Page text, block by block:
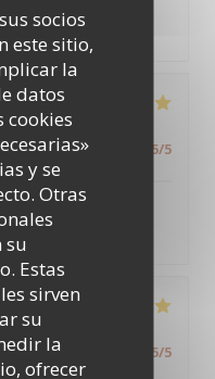
socios
este sitio,
la
datos
cookies
y se
Otras
su
Estas
sirven
su
la
ofrecer
c’est une chance
:5/5 Calidad / Precio 5/5
bonne on ne
:5/5 Calidad / Precio 5/5